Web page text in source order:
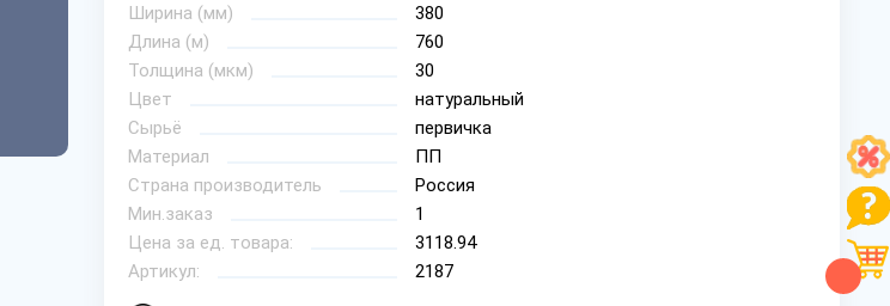
Ширина (мм)
380
Длина (м)
760
Толщина (мкм)
30
Цвет
натуральный
Сырьё
первичка
Материал
ПП
Страна производитель
Россия
Мин.заказ
1
Цена за ед. товара:
3118.94
Артикул:
2187